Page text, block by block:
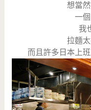
想當
一
我
拉麵
而且許多日本上